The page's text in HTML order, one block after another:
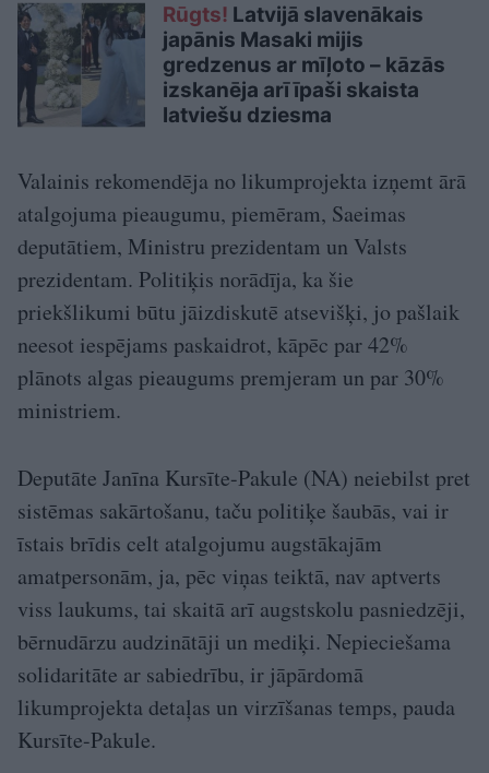
Rūgts! Latvijā slavenākais
japānis Masaki mijis
gredzenus ar mīļoto – kāzās
izskanēja arī īpaši skaista
latviešu dziesma
Valainis rekomendēja no likumprojekta izņemt ārā
atalgojuma pieaugumu, piemēram, Saeimas
deputātiem, Ministru prezidentam un Valsts
prezidentam. Politiķis norādīja, ka šie
priekšlikumi būtu jāizdiskutē atsevišķi, jo pašlaik
neesot iespējams paskaidrot, kāpēc par 42%
plānots algas pieaugums premjeram un par 30%
ministriem.
Deputāte Janīna Kursīte-Pakule (NA) neiebilst pret
sistēmas sakārtošanu, taču politiķe šaubās, vai ir
īstais brīdis celt atalgojumu augstākajām
amatpersonām, ja, pēc viņas teiktā, nav aptverts
viss laukums, tai skaitā arī augstskolu pasniedzēji,
bērnudārzu audzinātāji un mediķi. Nepieciešama
solidaritāte ar sabiedrību, ir jāpārdomā
likumprojekta detaļas un virzīšanas temps, pauda
Kursīte-Pakule.